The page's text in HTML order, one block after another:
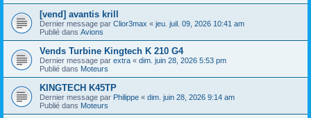
[vend] avantis krill
Dernier message par Clior3max « jeu. juil. 09, 2026 10:41 am
Publié dans Avions
Vends Turbine Kingtech K 210 G4
Dernier message par extra « dim. juin 28, 2026 5:53 pm
Publié dans Moteurs
KINGTECH K45TP
Dernier message par Philippe « dim. juin 28, 2026 9:14 am
Publié dans Moteurs